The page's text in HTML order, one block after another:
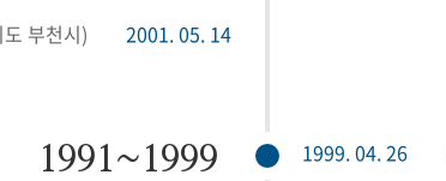
2001. 05. 14
부천시)
1991~1999 1999. 04. 26